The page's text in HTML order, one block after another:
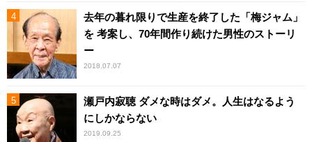
去年の暮れ限りで生産を終了した「梅ジャム」
を 考案し、70年間作り続けた男性のストーリ
ー
2018.07.07
瀬戸内寂聴 ダメな時はダメ。人生はなるよう
にしかならない
2019.09.25